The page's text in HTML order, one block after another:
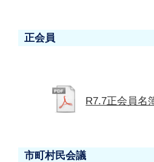
正会員
R7.7正会員名
市町村民会議